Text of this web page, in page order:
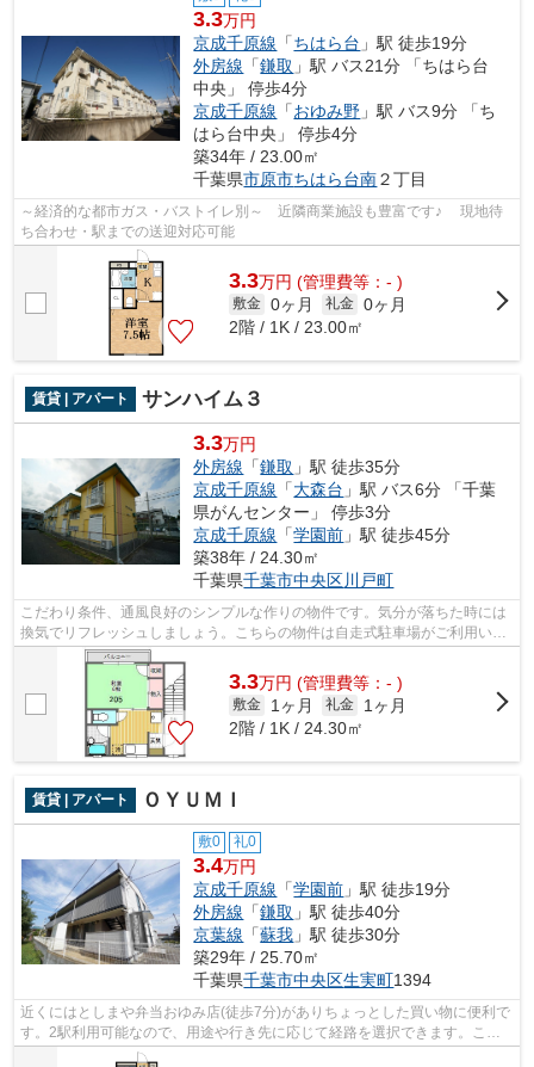
3.3万円
京成千原線 「ちはら台 」駅 徒歩19分
外房線 「鎌取 」駅 バス21分 「ちはら台
中央」 停歩4分
京成千原線 「おゆみ野 」駅 バス9分 「ち
はら台中央」 停歩4分
築34年 / 23.00㎡
千葉県市原市ちはら台南２丁目
～経済的な都市ガス・バストイレ別～ 近隣商業施設も豊富です♪ 現地待
ち合わせ・駅までの送迎対応可能
3.3万円 (管理費等：- )
敷金 0ヶ月 礼金 0ヶ月
2階 / 1K / 23.00㎡
賃貸 | アパート サンハイム３
3.3万円
外房線 「鎌取 」駅 徒歩35分
京成千原線 「大森台 」駅 バス6分 「千葉
県がんセンター」 停歩3分
京成千原線 「学園前 」駅 徒歩45分
築38年 / 24.30㎡
千葉県千葉市中央区川戸町
こだわり条件、通風良好のシンプルな作りの物件です。気分が落ちた時には
換気でリフレッシュしましょう。こちらの物件は自走式駐車場がご利用いた
だけます。こちらの物件はアパートで...
3.3万円 (管理費等：- )
敷金 1ヶ月 礼金
1ヶ月
2階 / 1K / 24.30㎡
賃貸 | アパート ＯＹＵＭＩ
敷0 礼0
3.4万円
京成千原線 「学園前 」駅 徒歩19分
外房線 「鎌取 」駅 徒歩40分
京葉線 「蘇我 」駅 徒歩30分
築29年 / 25.70㎡
千葉県千葉市中央区生実町1394
近くにはとしまや弁当おゆみ店(徒歩7分)がありちょっとした買い物に便利で
す。2駅利用可能なので、用途や行き先に応じて経路を選択できます。こち
らの物件はアパートです。通風良好な...